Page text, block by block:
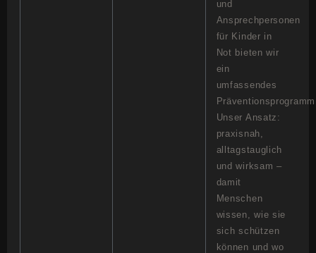
und
Ansprechpersonen
für Kinder in
Not bieten wir
ein
umfassendes
Unser Ansatz:
praxisnah,
alltagstauglich
und wirksam –
damit
Menschen
wissen, wie sie
sich schützen
können und wo